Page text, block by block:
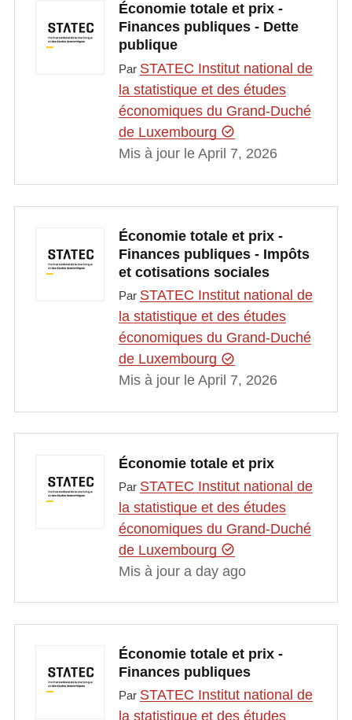
Économie totale et prix -
Finances publiques - Dette
publique
Par STATEC Institut national de
la statistique et des études
économiques du Grand-Duché
de Luxembourg
Mis à jour le April 7, 2026
Économie totale et prix -
Finances publiques - Impôts
et cotisations sociales
Par STATEC Institut national de
la statistique et des études
économiques du Grand-Duché
de Luxembourg
Mis à jour le April 7, 2026
Économie totale et prix
Par STATEC Institut national de
la statistique et des études
économiques du Grand-Duché
de Luxembourg
Mis à jour a day ago
Économie totale et prix -
Finances publiques
Par STATEC Institut national de
la statistique et des études